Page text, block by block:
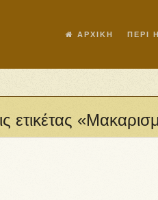
ΑΡΧΙΚΗ ΠΕΡΙ
ετικέτας